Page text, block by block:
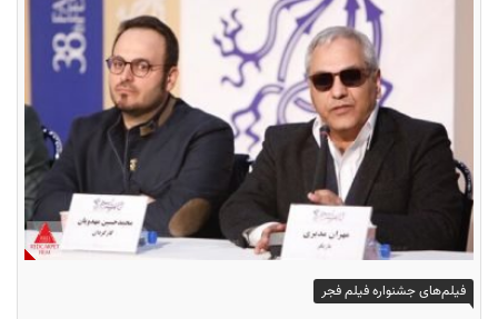
فیلم‌های جشنواره فیلم فجر